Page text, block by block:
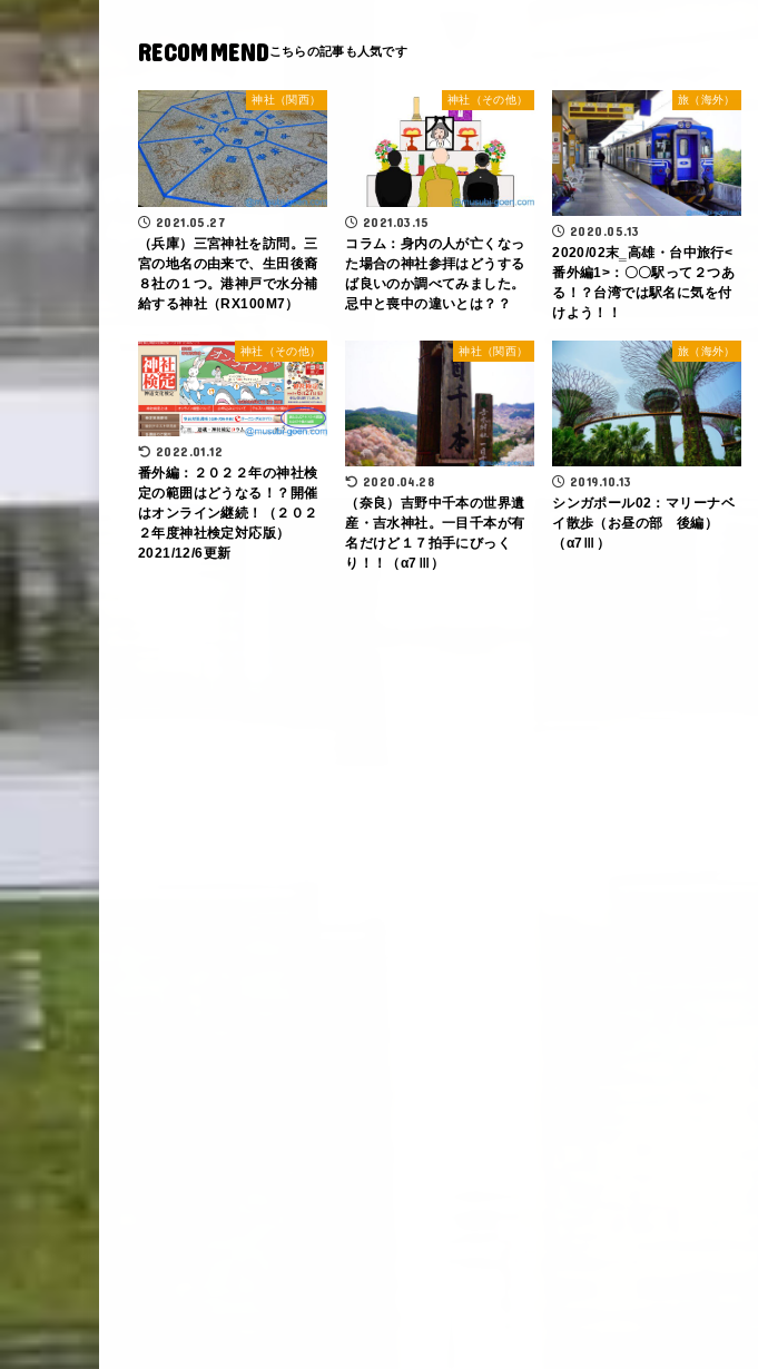
RECOMMEND
神社（関西）
2021.05.27
（兵庫）三宮神社を訪問。三
宮の地名の由来で、生田後裔
８社の１つ。港神戸で水分補
給する神社（RX100M7）
神社（その他）
2021.03.15
コラム：身内の人が亡くなっ
た場合の神社参拝はどうする
ば良いのか調べてみました。
忌中と喪中の違いとは？？
旅（海外）
2020.05.13
2020/02末‗高雄・台中旅行<
番外編1>：〇〇駅って２つあ
る！？台湾では駅名に気を付
けよう！！
神社（その他）
2022.01.12
番外編：２０２２年の神社検
定の範囲はどうなる！？開催
はオンライン継続！（２０２
２年度神社検定対応版）
2021/12/6更新
神社（関西）
2020.04.28
（奈良）吉野中千本の世界遺
産・吉水神社。一目千本が有
名だけど１７拍手にびっく
り！！（α7Ⅲ）
旅（海外）
2019.10.13
シンガポール02：マリーナベ
イ散歩（お昼の部 後編）
（α7Ⅲ）